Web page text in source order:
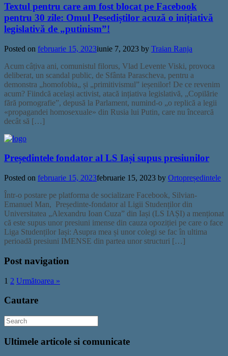
Textul pentru care am fost blocat pe Facebook
pentru 30 zile: Omul Pesediștilor acuză o inițiativă
legislativă de „putinism”!
Posted on februarie 15, 2023iunie 7, 2023 by Traian Ranja
Acum câțiva ani, comunistul filorus, Vlad Levente Viski, provoca
deliberat, un scandal public, de Sfânta Parascheva, pentru a
demonstra „homofobia„ și „primitivismul” ieșenilor! De ce revenim
acum? Fiindcă același activist, atacă ințiativa legislativă, „Copilărie
fără pornografie”, depusă la Parlament, numind-o „o replică a legii
«propagandei homosexuale» din Rusia lui Putin, care nu încearcă
decât să […]
Președintele fondator al LS Iași supus presiunilor
Posted on februarie 15, 2023februarie 15, 2023 by Ortopreședintele
Într-o postare pe platforma de socializare Facebook, Silvian-
Emanuel Man, Președinte-fondator al Ligii Studenților din
Universitatea „Alexandru Ioan Cuza” din Iași (LS IAȘI) a menționat
că este supus unor presiuni imense din cauza opoziției pe care o face
Liga Studenților Iași: Asupra mea și unor colegi se fac în ultima
perioadă presiuni IMENSE din partea unor structuri […]
Post navigation
1 2 Următoarea »
Cautare
Ultimele articole si comunicate